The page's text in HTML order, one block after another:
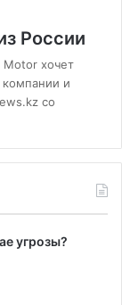
России
хочет
компании и
со
угрозы?